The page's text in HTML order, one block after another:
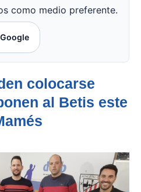
como medio preferente.
colocarse
al Betis este